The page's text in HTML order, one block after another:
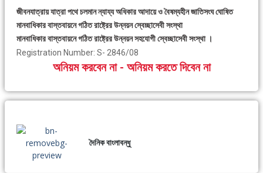
জীবনযাত্রায় যাত্রা পথে চলমান ন্যায্য অধিকার আদায়ে ও বৈষম্যহীন জাতিসংঘ ঘোষিত
মানবাধিকার বাস্তবায়নে গঠিত রাষ্ট্রের উন্নয়ন স্বেচ্ছাসেবী সংস্থা
মানবাধিকার বাস্তবায়নে গঠিত রাষ্ট্রের উন্নয়ন সহযোগী স্বেচ্ছাসেবী সংস্থা ।
Registration Number: S- 2846/08
অনিয়ম করবেন না - অনিয়ম করতে দিবেন না
দৈনিক বাংলাবন্ধু